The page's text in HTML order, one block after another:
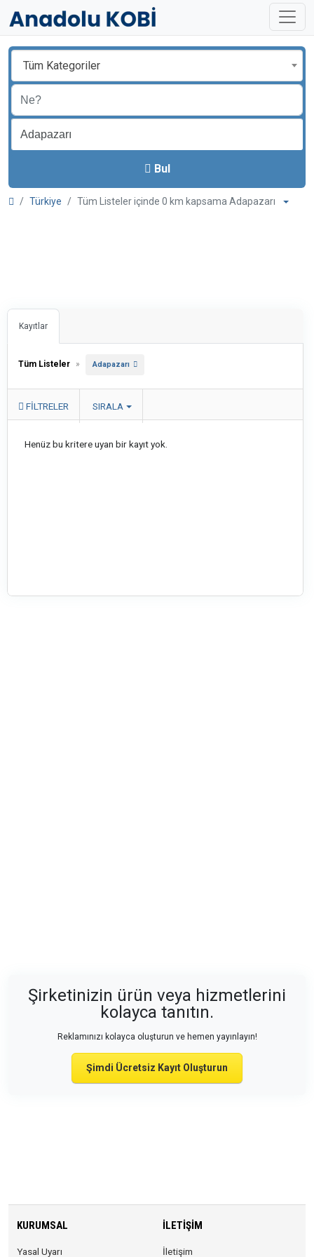
Tüm Kategoriler
Bul
Türkiye Tüm Listeler içinde 0 km kapsama Adapazarı
Kayıtlar
Tüm Listeler » Adapazarı
FILTRELER SIRALA
Henüz bu kritere uyan bir kayıt yok.
Şirketinizin ürün veya hizmetlerini
kolayca tanıtın.
Reklamınızı kolayca oluşturun ve hemen yayınlayın!
Şimdi Ücretsiz Kayıt Oluşturun
KURUMSAL
Yasal Uyarı
İLETIŞIM
İletişim